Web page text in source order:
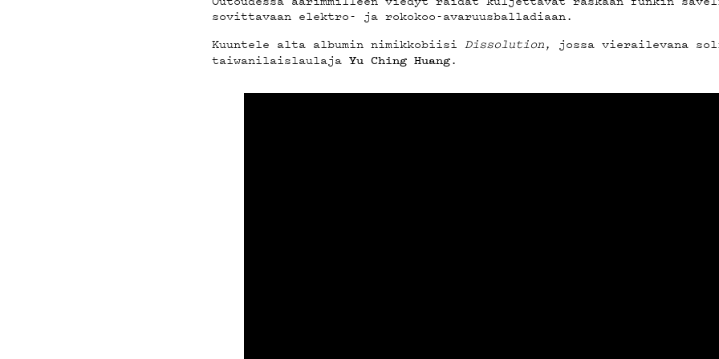
sovittavaan elektro- ja rokokoo-avaruusballadiaan.
Kuuntele alta albumin nimikkobiisiDissolution, jossa vierailevana
taiwanilaislaulajaYu Ching Huang.